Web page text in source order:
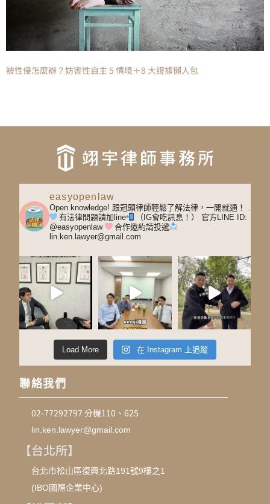
被性侵怎麼辦？妨害性自主 5 情境＋8 大證據懶人包
easyopenlaw
Open knowledge! 跟冠頭律師輕鬆了解法律，一開就通！
.
有法律問題請加line
（IG會吃訊息！）
官方LINE ID:
@easyopenlaw
合作邀約請投遞
lin.ken.lawyer@gmail.com
Load More 在 Instagram 上追蹤
聯絡我們
02-77292797 分機110、625
lin.ken.lawyer@gmail.com
【台北所】
台北市松山區復興北路191號9樓之1
(IBO國際企業中心)